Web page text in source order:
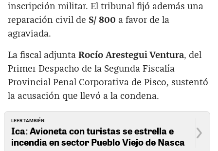
inscripción militar. El tribunal fijó además una
reparación civil de S/ 800 a favor de la
agraviada.
La fiscal adjunta Rocío Arestegui Ventura, del
Primer Despacho de la Segunda Fiscalía
Provincial Penal Corporativa de Pisco, sustentó
la acusación que llevó a la condena.
LEER TAMBIÉN:
Ica: Avioneta con turistas se estrella e
incendia en sector Pueblo Viejo de Nasca